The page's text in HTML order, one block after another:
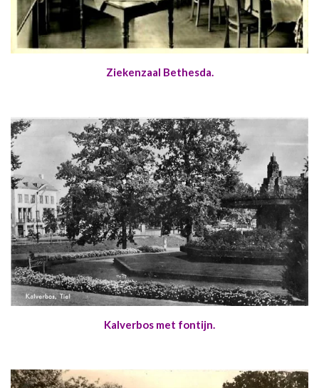
Ziekenzaal Bethesda.
Kalverbos met fontijn.